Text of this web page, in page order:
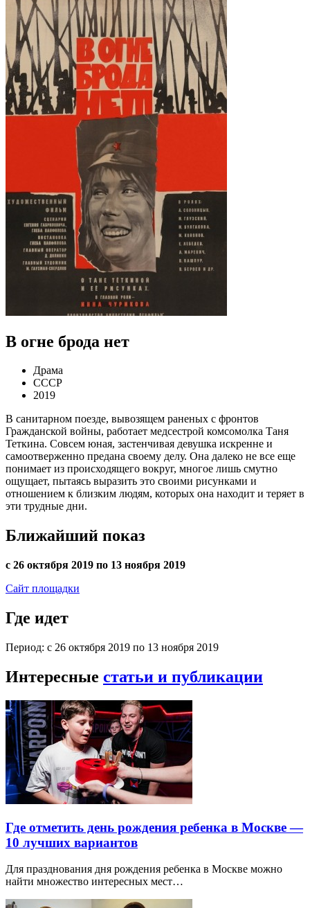
В огне брода нет
Драма
СССР
2019
В санитарном поезде, вывозящем раненых с фронтов
Гражданской войны, работает медсестрой комсомолка Таня
Теткина. Совсем юная, застенчивая девушка искренне и
самоотверженно предана своему делу. Она далеко не все еще
понимает из происходящего вокруг, многое лишь смутно
ощущает, пытаясь выразить это своими рисунками и
отношением к близким людям, которых она находит и теряет в
эти трудные дни.
Ближайший показ
с 26 октября 2019 по 13 ноября 2019
Сайт площадки
Где идет
Период: с 26 октября 2019 по 13 ноября 2019
Интересные статьи и публикации
Где отметить день рождения ребенка в Москве —
10 лучших вариантов
Для празднования дня рождения ребенка в Москве можно
найти множество интересных мест…